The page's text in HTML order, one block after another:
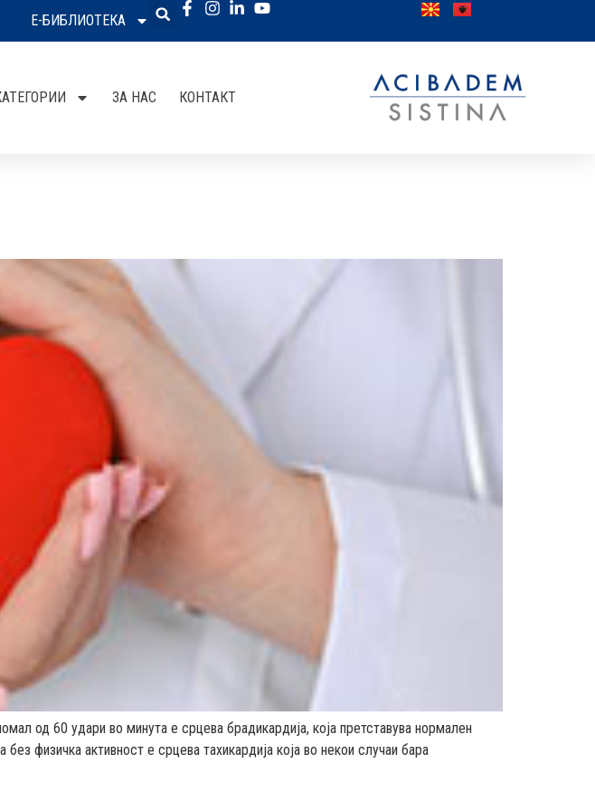
Е-БИБЛИОТЕКА
ЗА НАС КОНТАКТ
од 60 удари во минута е срцева брадикардија, кoја претставува нормален
физичка активност е срцева тахикардија која во некои случаи бара